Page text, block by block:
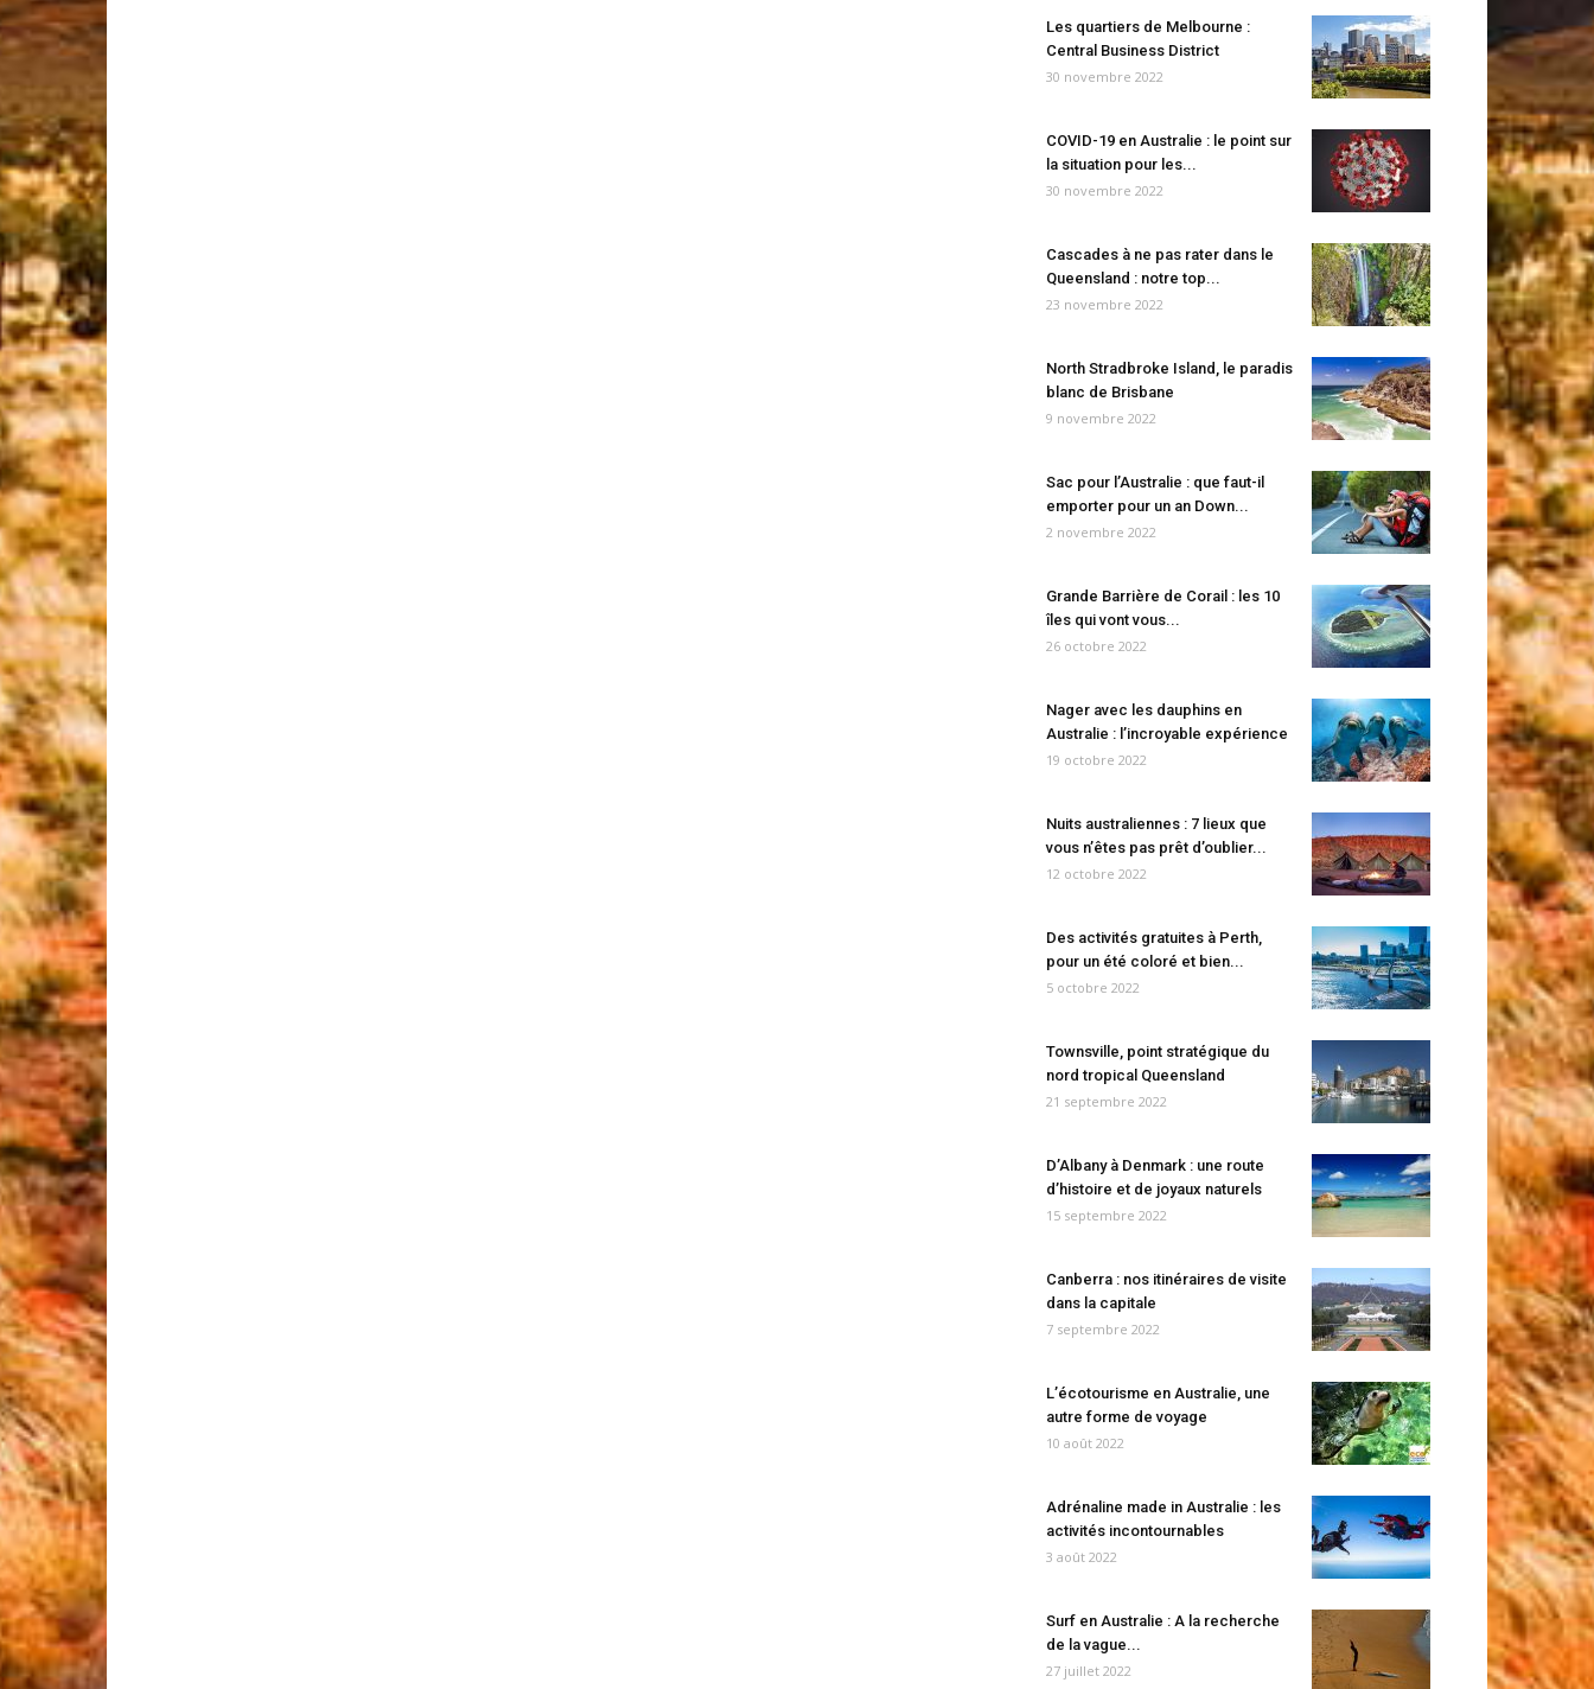
Les quartiers de Melbourne :
Central Business District
30 novembre 2022
COVID-19 en Australie : le point sur
la situation pour les...
30 novembre 2022
Cascades à ne pas rater dans le
Queensland : notre top...
23 novembre 2022
North Stradbroke Island, le paradis
blanc de Brisbane
9 novembre 2022
Sac pour l’Australie : que faut-il
emporter pour un an Down...
2 novembre 2022
Grande Barrière de Corail : les 10
îles qui vont vous...
26 octobre 2022
Nager avec les dauphins en
Australie : l’incroyable expérience
19 octobre 2022
Nuits australiennes : 7 lieux que
vous n’êtes pas prêt d’oublier...
12 octobre 2022
Des activités gratuites à Perth,
pour un été coloré et bien...
5 octobre 2022
Townsville, point stratégique du
nord tropical Queensland
21 septembre 2022
D’Albany à Denmark : une route
d’histoire et de joyaux naturels
15 septembre 2022
Canberra : nos itinéraires de visite
dans la capitale
7 septembre 2022
L’écotourisme en Australie, une
autre forme de voyage
10 août 2022
Adrénaline made in Australie : les
activités incontournables
3 août 2022
Surf en Australie : A la recherche
de la vague...
27 juillet 2022